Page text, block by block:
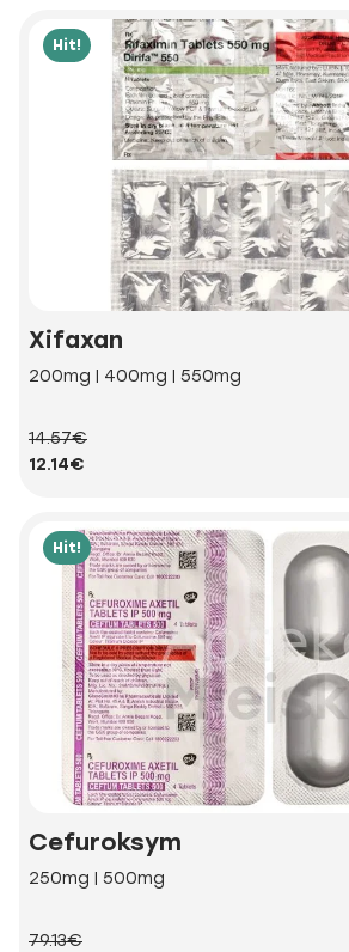
Hit!
Xifaxan
200mg | 400mg | 550mg
14.57€
12.14€
Hit!
Cefuroksym
250mg | 500mg
79.13€